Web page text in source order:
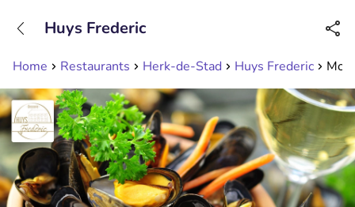
Available until 23:00
Home Restaurants Herk-de-Stad Huys Frederic
Huys Frederic